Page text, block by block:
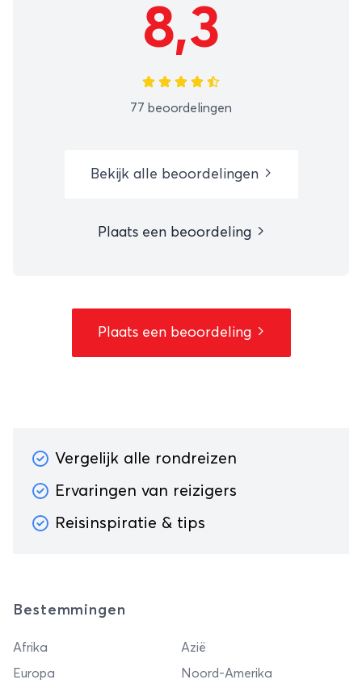
8,3
77 beoordelingen
Bekijk alle beoordelingen
Plaats een beoordeling
Plaats een beoordeling
Vergelijk alle rondreizen
Ervaringen van reizigers
Reisinspiratie & tips
Bestemmingen
Afrika
Azië
Europa
Noord-Amerika